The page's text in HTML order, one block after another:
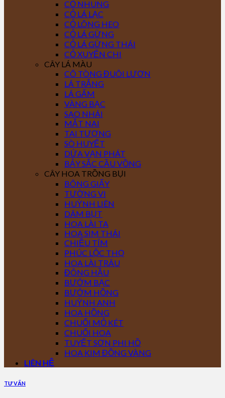
CỎ NHUNG
CỎ LÁ LẠC
CỎ LÔNG HEO
CỎ LÁ GỪNG
CỎ LÁ GỪNG THÁI
CỎ XUYẾN CHI
CÂY LÁ MÀU
CÔ TÒNG ĐUÔI LƯƠN
LÁ TRẮNG
LÁ GẤM
VÀNG BẠC
SAO NHÁI
MẮT NAI
TAI TƯỢNG
SÒ HUYẾT
DỨA VẠN PHÁT
BẢY SẮC CẦU VỒNG
CÂY HOA TRỒNG BỤI
BÔNG GIẤY
TƯỜNG VI
HUỲNH LIÊN
DÂM BỤT
HOA LÀI TA
HOA SIM THÁI
CHIỀU TÍM
PHÚC LỘC THỌ
HOA LÀI TRÂU
ĐÔNG HẦU
BƯỚM BẠC
BƯỚM HỒNG
HUỲNH ANH
HOA HỒNG
CHUỐI MỎ KÉT
CHUỐI HOA
TUYẾT SƠN PHI HỒ
HOA KIM ĐỒNG VÀNG
LIÊN HỆ
TƯ VẤN